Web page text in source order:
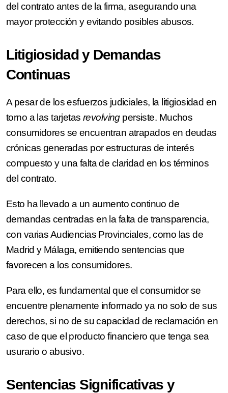
del contrato antes de la firma, asegurando una
mayor protección y evitando posibles abusos.
Litigiosidad y Demandas
Continuas
A pesar de los esfuerzos judiciales, la litigiosidad en
torno a las tarjetasrevolving persiste. Muchos
consumidores se encuentran atrapados en deudas
crónicas generadas por estructuras de interés
compuesto y una falta de claridad en los términos
del contrato.
Esto ha llevado a un aumento continuo de
demandas centradas en la falta de transparencia,
con varias Audiencias Provinciales, como las de
Madrid y Málaga, emitiendo sentencias que
favorecen a los consumidores.
Para ello, es fundamental que el consumidor se
encuentre plenamente informado ya no solo de sus
derechos, si no de su capacidad de reclamación en
caso de que el producto financiero que tenga sea
usurario o abusivo.
Sentencias Significativas y